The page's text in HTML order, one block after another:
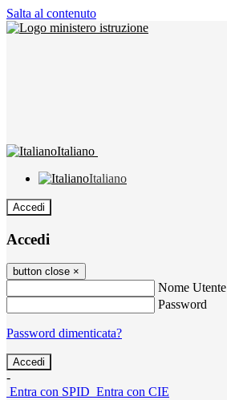
Salta al contenuto
Italiano
Italiano
Accedi
Accedi
button close ×
Nome Utente
Password
Password dimenticata?
-
Entra con SPID Entra con CIE